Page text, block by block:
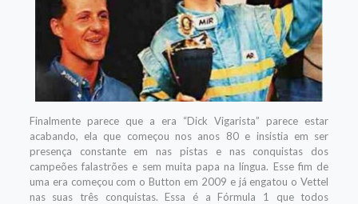
Finalmente parece que a era “Dick Vigarista” parece estar
acabando, ela que começou nos anos 80 e insistia em ser
presença constante em nas pistas e nas conquistas dos
campeões falastrões e sem muita papa na língua. Esse fim de
uma era começou com o Button em 2009 e já engatou o Vettel
nas suas três conquistas. Essa é a Fórmula 1 que todos